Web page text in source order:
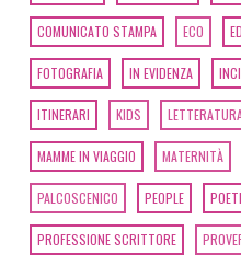
COMUNICATO STAMPA ECO
FOTOGRAFIA IN EVIDENZA
ITINERARI KIDS
MAMME IN VIAGGIO MATERNITÀ
PALCOSCENICO PEOPLE
PROFESSIONE SCRITTORE